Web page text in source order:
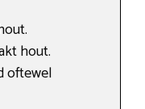
hout.
oftewel